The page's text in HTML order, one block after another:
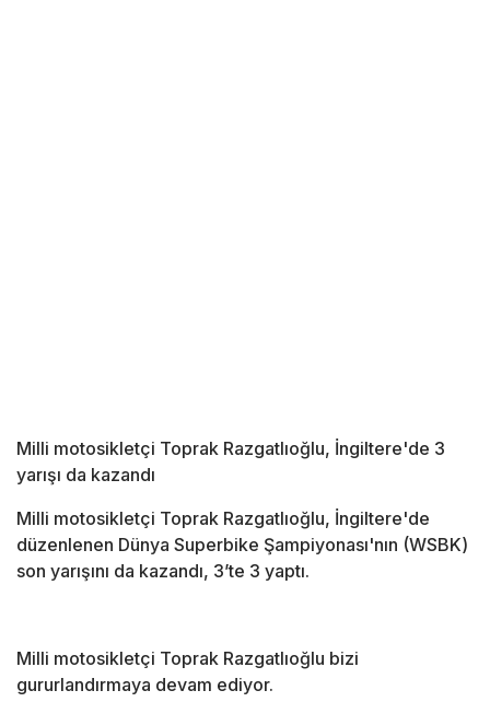
Milli motosikletçi Toprak Razgatlıoğlu, İngiltere'de 3
yarışı da kazandı
Milli motosikletçi Toprak Razgatlıoğlu, İngiltere'de
düzenlenen Dünya Superbike Şampiyonası'nın (WSBK)
son yarışını da kazandı, 3’te 3 yaptı.
Milli motosikletçi Toprak Razgatlıoğlu bizi
gururlandırmaya devam ediyor.